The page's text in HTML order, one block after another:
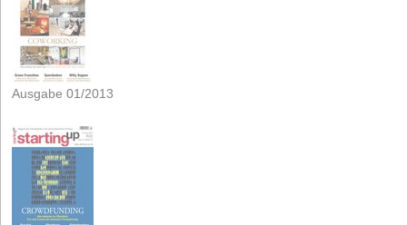
Ausgabe 01/2013